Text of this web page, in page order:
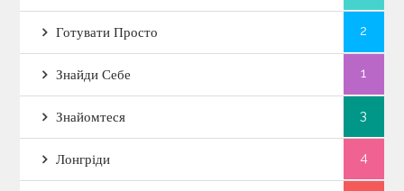
Готувати Просто 2
Знайди Себе 1
Знайомтеся 3
Лонгріди 4